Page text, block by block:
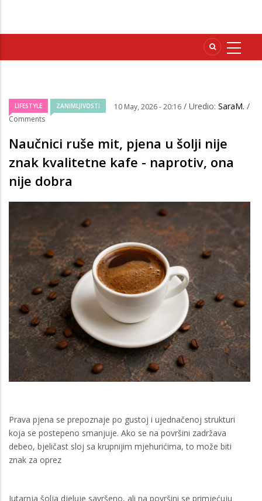
LIFESTYLE ZANIMLJIVOSTI 10 May, 2026 - 20:16 / Uredio: SaraM. /
Comments
Naučnici ruše mit, pjena u šolji nije
znak kvalitetne kafe - naprotiv, ona
nije dobra
Prava pjena se prepoznaje po gustoj i ujednačenoj strukturi
koja se postepeno smanjuje. Ako se na površini zadržava
debeo, bjeličast sloj sa krupnijim mjehurićima, to može biti
znak za oprez
Jutarnja šolja djeluje savršeno, ali na površini se primjećuju